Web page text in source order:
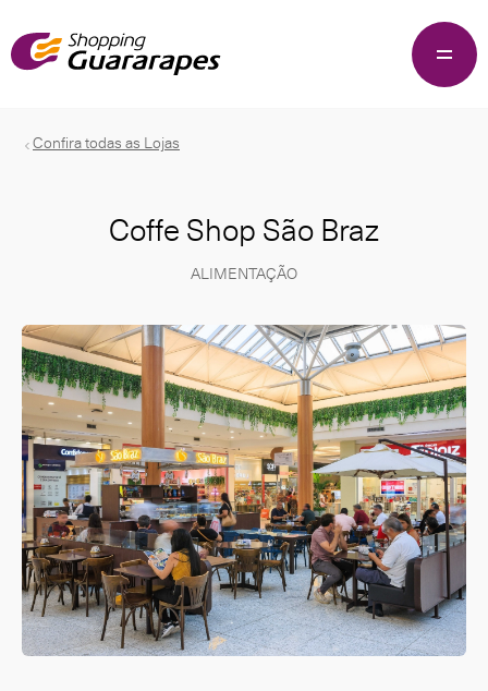
Confira todas as Lojas
Coffe Shop São Braz
ALIMENTAÇÃO